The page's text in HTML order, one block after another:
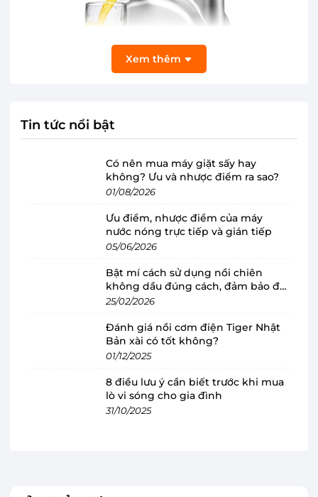
Máy ép trái cây Kuvings NS-120CBM2 có
kiểu dáng hiện đại, thanh lịch
Máy ép trái cây Kuvingsđược nhập khẩu từ Hàn
liệu nhựa cao cấp thân thiện môi trường, sử
dụng bền lâu theo thời gian, phù hợp với mọi
Xem thêm
Tin tức nổi bật
Có nên mua máy giặt sấy hay
không? Ưu và nhược điểm ra sao?
01/08/2026
Ưu điểm, nhược điểm của máy
nước nóng trực tiếp và gián tiếp
05/06/2026
Bật mí cách sử dụng nồi chiên
không dầu đúng cách, đảm bảo độ
bền
25/02/2026
Đánh giá nồi cơm điện Tiger Nhật
Bản xài có tốt không?
01/12/2025
8 điều lưu ý cần biết trước khi mua
lò vi sóng cho gia đình
31/10/2025